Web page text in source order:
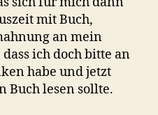
mit Buch,
an mein
ich doch bitte an
habe und jetzt
Buch lesen sollte.